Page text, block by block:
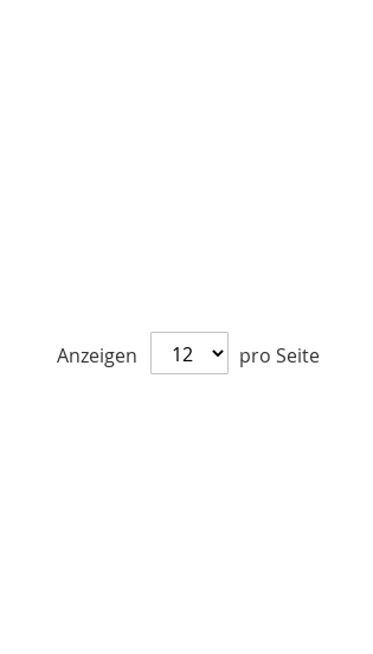
Anzeigen pro Seite